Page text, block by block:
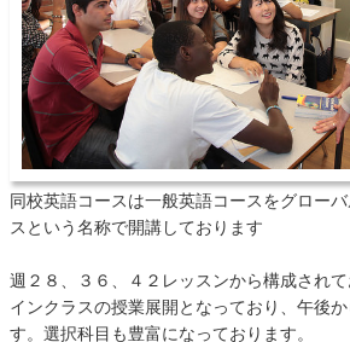
同校英語コースは一般英語コースをグロー
スという名称で開講しております
週２８、３６、４２レッスンから構成され
インクラスの授業展開となっており、午後
す。選択科目も豊富になっております。